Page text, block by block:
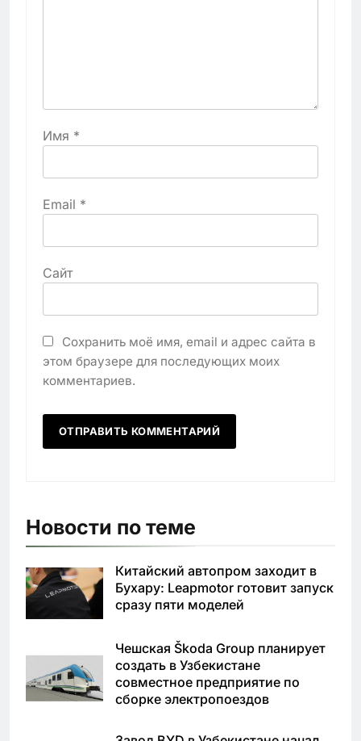
Имя *
Email *
Сайт
Сохранить моё имя, email и адрес сайта в
этом браузере для последующих моих
комментариев.
Новости по теме
Китайский автопром заходит в
Бухару: Leapmotor готовит запуск
сразу пяти моделей
Чешская Škoda Group планирует
создать в Узбекистане
совместное предприятие по
сборке электропоездов